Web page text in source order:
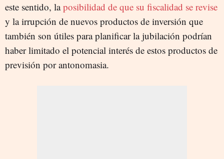
este sentido, laposibilidad de que su fiscalidad se revise
y la irrupción de nuevos productos de inversión que
también son útiles para planificar la jubilación podrían
haber limitado el potencial interés de estos productos de
previsión por antonomasia.